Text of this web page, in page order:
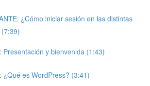
¿Cómo iniciar sesión en las distintas
Presentación y bienvenida (1:43)
¿Qué es WordPress? (3:41)